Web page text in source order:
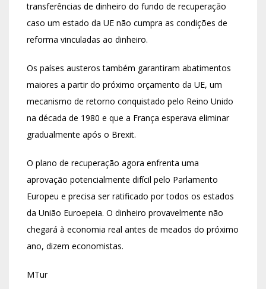
transferências de dinheiro do fundo de recuperação
caso um estado da UE não cumpra as condições de
reforma vinculadas ao dinheiro.
Os países austeros também garantiram abatimentos
maiores a partir do próximo orçamento da UE, um
mecanismo de retorno conquistado pelo Reino Unido
na década de 1980 e que a França esperava eliminar
gradualmente após o Brexit.
O plano de recuperação agora enfrenta uma
aprovação potencialmente difícil pelo Parlamento
Europeu e precisa ser ratificado por todos os estados
da União Euroepeia. O dinheiro provavelmente não
chegará à economia real antes de meados do próximo
ano, dizem economistas.
MTur